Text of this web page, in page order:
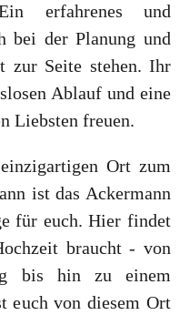
erfahrenes und
bei der Planung und
zur Seite stehen. Ihr
Ablauf und eine
Liebsten freuen.
Ort zum
ist das Ackermann
für euch. Hier findet
braucht - von
bis hin zu einem
euch von diesem Ort